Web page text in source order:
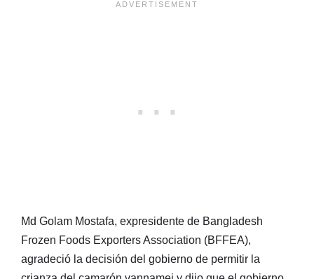
Md Golam Mostafa, expresidente de Bangladesh
Frozen Foods Exporters Association (BFFEA),
agradeció la decisión del gobierno de permitir la